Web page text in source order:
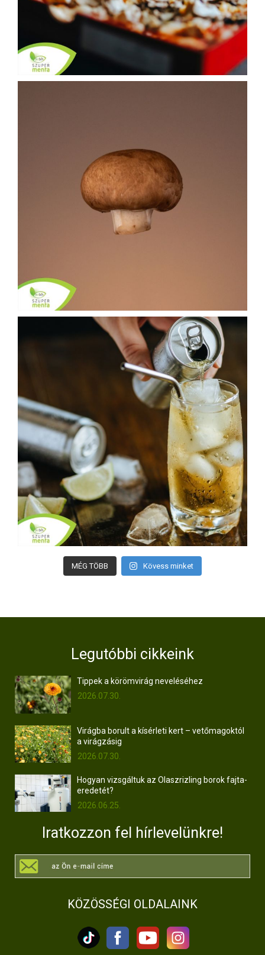
MÉG TÖBB Kövess minket
Legutóbbi cikkeink
Tippek a körömvirág neveléséhez
2026.07.30.
Virágba borult a kísérleti kert – vetőmagoktól
a virágzásig
2026.07.30.
Hogyan vizsgáltuk az Olaszrizling borok fajta-
eredetét?
2026.06.25.
Iratkozzon fel hírlevelünkre!
KÖZÖSSÉGI OLDALAINK